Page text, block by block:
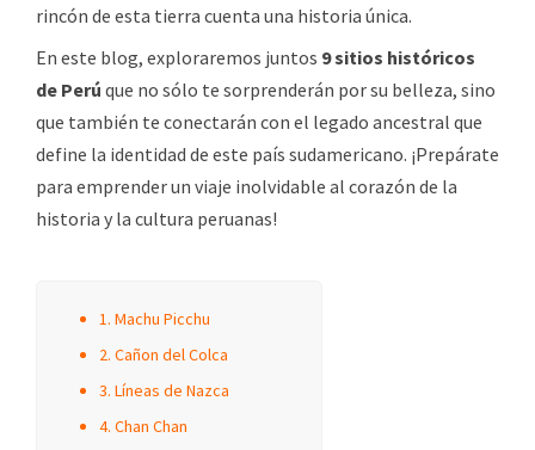
rincón de esta tierra cuenta una historia única.
En este blog, exploraremos juntos 9 sitios históricos
de Perú que no sólo te sorprenderán por su belleza, sino
que también te conectarán con el legado ancestral que
define la identidad de este país sudamericano. ¡Prepárate
para emprender un viaje inolvidable al corazón de la
historia y la cultura peruanas!
1. Machu Picchu
2. Cañon del Colca
3. Líneas de Nazca
4. Chan Chan